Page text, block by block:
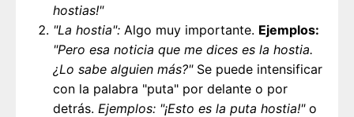
hostias!"
"La hostia": Algo muy importante. Ejemplos:
"Pero esa noticia que me dices es la hostia.
¿Lo sabe alguien más?"Se puede intensificar
con la palabra "puta" por delante o por
detrás. Ejemplos: "¡Esto es la puta hostia!"o